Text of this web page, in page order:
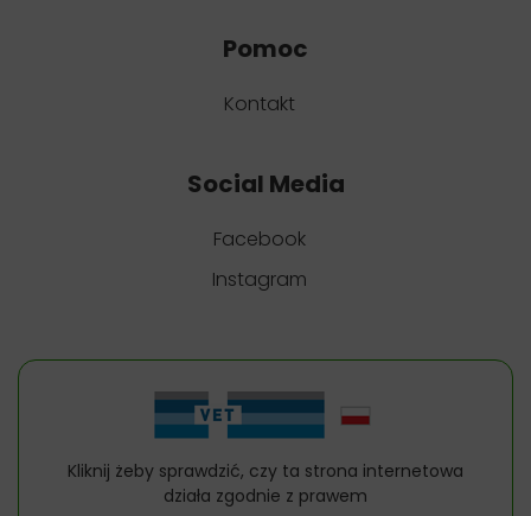
Pomoc
Kontakt
Social Media
Facebook
Instagram
Kliknij żeby sprawdzić, czy ta strona internetowa
działa zgodnie z prawem